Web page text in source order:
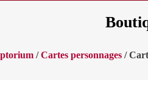
/Cartes personnages /